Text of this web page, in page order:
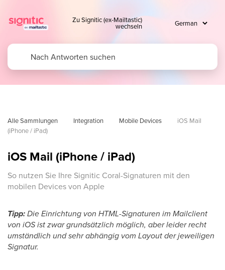
Zu Signitic (ex-Mailtastic)
wechseln
Alle Sammlungen Integration Mobile Devices
iOS Mail
(iPhone / iPad)
iOS Mail (iPhone / iPad)
So nutzen Sie Ihre Signitic Coral-Signaturen mit den
mobilen Devices von Apple
Tipp:Die Einrichtung von HTML-Signaturen im Mailclient
von iOS ist zwar grundsätzlich möglich, aber leider recht
umständlich und sehr abhängig vom Layout der jeweiligen
Signatur.